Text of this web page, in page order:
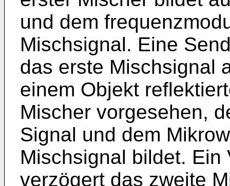
und dem
Mischsignal. Eine
das erste Mischsignal
einem Objekt
Mischer vorgesehen,
Signal und dem
Mischsignal bildet.
verzögert das zweite